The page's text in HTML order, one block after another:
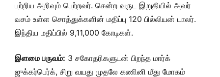
பற்றிய அறிவும் பெற்றவர். சென்ற வருட இறுதியில் அவர்
வசம் உள்ள சொத்துக்களின் மதிப்பு 120 பில்லியன் டாலர்.
இந்திய மதிப்பில் 9,11,000 கோடிகள்.
இளமை பருவம்: 3 சகோதரிகளுடன் பிறந்த மார்க்
ஜுக்கர்பெர்க், சிறு வயது முதலே கணினி மீது மோகம்